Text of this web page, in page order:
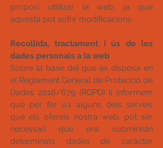
proposi utilitzar la web, ja que
aquesta pot sofrir modificacions.
Recollida, tractament i ús de les
dades personals a la web
Sobre la base del que es disposa en
el Reglament General de Protecció de
Dades 2016/679 (RGPD) li informem
que per fer ús alguns dels serveis
que els ofereix nostra web, pot ser
necessari que ens subministri
determinats dades de caràcter